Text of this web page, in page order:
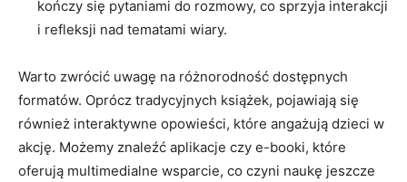
kończy się pytaniami do rozmowy, co sprzyja interakcji
i refleksji nad tematami wiary.
Warto zwrócić uwagę na różnorodność dostępnych
formatów. Oprócz tradycyjnych książek, pojawiają się
również interaktywne opowieści, które angażują dzieci w
akcję. Możemy znaleźć aplikacje czy e-booki, które
oferują multimedialne wsparcie, co czyni naukę jeszcze